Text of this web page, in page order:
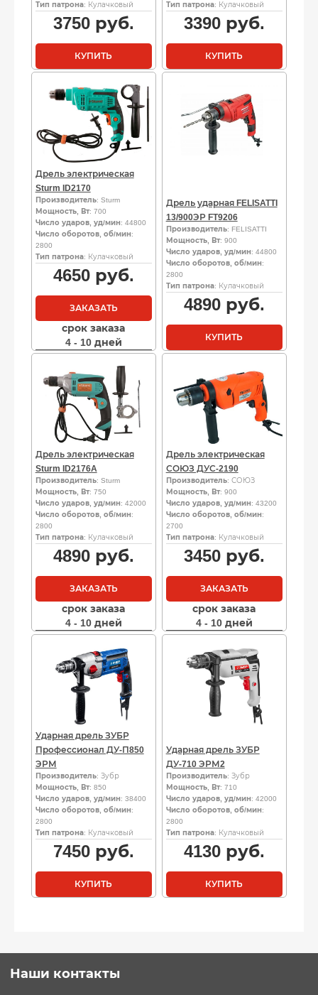
Тип патрона: Кулачковый
3750руб.
КУПИТЬ
Тип патрона: Кулачковый
3390руб.
КУПИТЬ
Дрель электрическая
Sturm ID2170
Производитель: Sturm
Мощность, Вт: 700
Число ударов, уд/мин: 44800
Число оборотов, об/мин:
2800
Тип патрона: Кулачковый
4650руб.
ЗАКАЗАТЬ
срок заказа
4 - 10 дней
Дрель ударная FELISATTI
13/900ЭР FT9206
Производитель: FELISATTI
Мощность, Вт: 900
Число ударов, уд/мин: 44800
Число оборотов, об/мин:
2800
Тип патрона: Кулачковый
4890руб.
КУПИТЬ
Дрель электрическая
Sturm ID2176A
Производитель: Sturm
Мощность, Вт: 750
Число ударов, уд/мин: 42000
Число оборотов, об/мин:
2800
Тип патрона: Кулачковый
4890руб.
ЗАКАЗАТЬ
срок заказа
4 - 10 дней
Дрель электрическая
СОЮЗ ДУС-2190
Производитель: СОЮЗ
Мощность, Вт: 900
Число ударов, уд/мин: 43200
Число оборотов, об/мин:
2700
Тип патрона: Кулачковый
3450руб.
ЗАКАЗАТЬ
срок заказа
4 - 10 дней
Ударная дрель ЗУБР
Профессионал ДУ-П850
ЭРМ
Производитель: Зубр
Мощность, Вт: 850
Число ударов, уд/мин: 38400
Число оборотов, об/мин:
2800
Тип патрона: Кулачковый
7450руб.
КУПИТЬ
Ударная дрель ЗУБР
ДУ-710 ЭРМ2
Производитель: Зубр
Мощность, Вт: 710
Число ударов, уд/мин: 42000
Число оборотов, об/мин:
2800
Тип патрона: Кулачковый
4130руб.
КУПИТЬ
Наши контакты